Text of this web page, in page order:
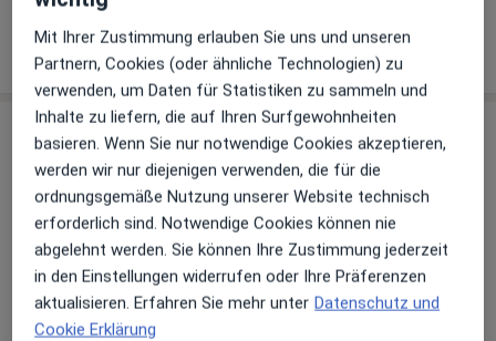
Sind Sie Dr. med. Claudia Epple? Arzt-Info
Hinterlegen Sie kostenlos ein Portraitbild, Ihre
Sprechzeiten und Leistungen. Dadurch werden Sie
besser gefunden. Lassen Sie sich außerdem bereits
vor Veröffentlichung kostenfrei über neue
Patienten-Feedbacks per E-Mail informieren.
Mit Ihrer Zustimmung erlauben Sie uns und unseren
Partnern, Cookies (oder ähnliche Technologien) zu
verwenden, um Daten für Statistiken zu sammeln und
Inhalte zu liefern, die auf Ihren Surfgewohnheiten
basieren. Wenn Sie nur notwendige Cookies akzeptieren,
werden wir nur diejenigen verwenden, die für die
ordnungsgemäße Nutzung unserer Website technisch
erforderlich sind. Notwendige Cookies können nie
abgelehnt werden. Sie können Ihre Zustimmung jederzeit
in den Einstellungen widerrufen oder Ihre Präferenzen
aktualisieren. Erfahren Sie mehr unter Datenschutz und
Cookie Erklärung